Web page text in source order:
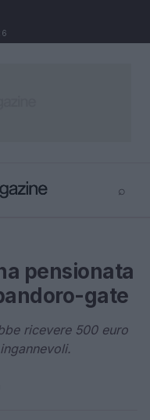
⌕
pensionata
gate
ricevere 500 euro